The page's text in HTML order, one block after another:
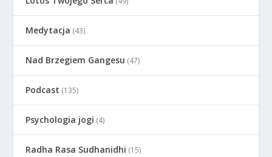
Medytacja (43)
Nad Brzegiem Gangesu (47)
Podcast (135)
Psychologia jogi (4)
Radha Rasa Sudhanidhi (15)